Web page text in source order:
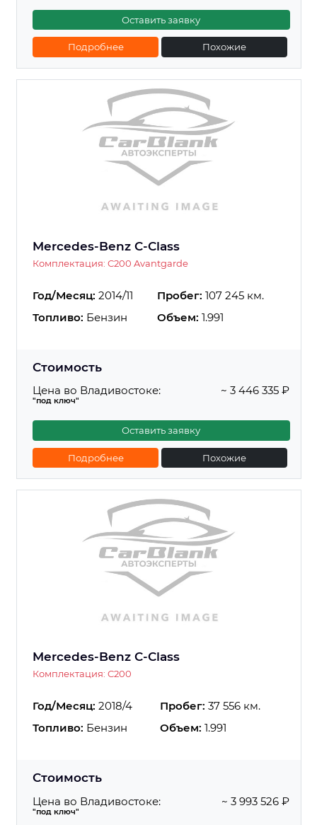
Оставить заявку
Подробнее Похожие
Mercedes-Benz C-Class
Комплектация: C200 Avantgarde
Год/Месяц: 2014/11 Пробег: 107 245 км.
Топливо: Бензин Объем: 1.991
Стоимость
Цена во Владивостоке:
"под ключ"
~ 3 446 335 ₽
Оставить заявку
Подробнее Похожие
Mercedes-Benz C-Class
Комплектация: C200
Год/Месяц: 2018/4 Пробег: 37 556 км.
Топливо: Бензин Объем: 1.991
Стоимость
Цена во Владивостоке:
"под ключ"
~ 3 993 526 ₽